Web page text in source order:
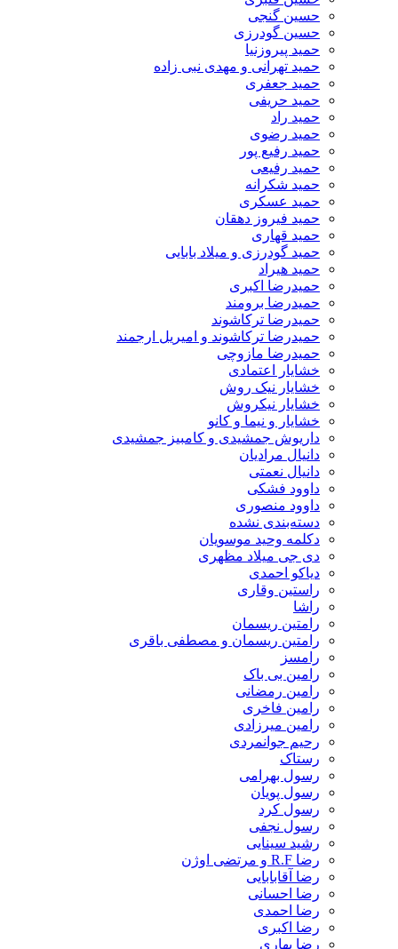
حسین گنجی
حسین گودرزی
حمید پیروزنیا
حمید تهرانی و مهدی نبی زاده
حمید جعفری
حمید حریفی
حمید راد
حمید رضوی
حمید رفیع پور
حمید رفیعی
حمید شکرانه
حمید عسکری
حمید فیروز دهقان
حمید قهاری
حمید گودرزی و میلاد بابایی
حمید هیراد
حمیدرضا اکبری
حمیدرضا برومند
حمیدرضا ترکاشوند
حمیدرضا ترکاشوند و امیریل ارجمند
حمیدرضا مازوچی
خشایار اعتمادی
خشایار نیک روش
خشایار نیکروش
خشایار و نیما و کانو
داریوش جمشیدی و کامبیز جمشیدی
دانیال مرادیان
دانیال نعمتی
داوود فشکی
داوود منصوری
دسته‌بندی نشده
دکلمه وحید موسویان
دی جی میلاد مظهری
دیاکو احمدی
راستین وقاری
راشا
رامتین ریسمان
رامتین ریسمان و مصطفی باقری
رامسز
رامین بی باک
رامین رمضانی
رامین فاخری
رامین میرزادی
رحیم جوانمردی
رستاک
رسول بهرامی
رسول پویان
رسول کرد
رسول نجفی
رشید سینایی
رضا R.F و مرتضی اوژن
رضا آقابابایی
رضا احسانی
رضا احمدی
رضا اکبری
رضا بهاری